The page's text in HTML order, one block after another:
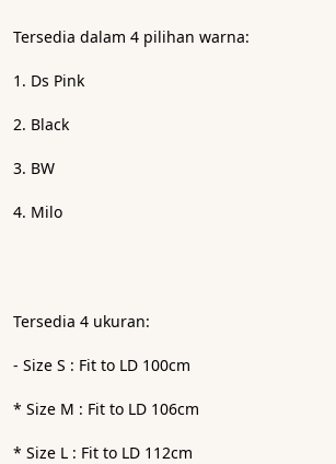
Tersedia dalam 4 pilihan warna:
1. Ds Pink
2. Black
3. BW
4. Milo
Tersedia 4 ukuran:
- Size S : Fit to LD 100cm
* Size M : Fit to LD 106cm
* Size L : Fit to LD 112cm